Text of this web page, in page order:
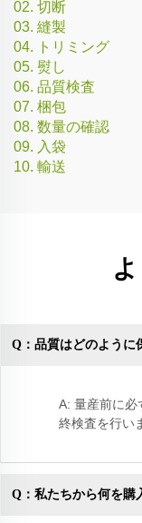
02. 切断
03. 縫製
04. トリミング
05. 熨し
06. 品質検査
07. 梱包
08. 数量の確認
09. 入袋
10. 輸送
Q：品質はどのように
A: 量産前に必
終検査を行い
Q：私たちから何を購